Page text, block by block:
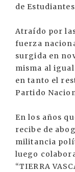
de
Atraído por
fuerza
surgida en
misma al
en tanto el
Partido
En los años
recibe de
militancia
luego
“TIERRA